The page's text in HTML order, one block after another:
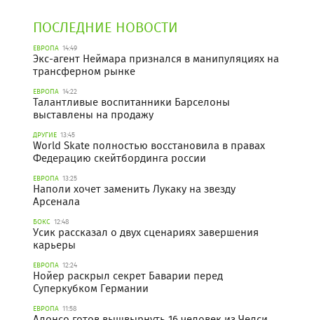
ПОСЛЕДНИЕ НОВОСТИ
ЕВРОПА 14:49
Экс-агент Неймара признался в манипуляциях на
трансферном рынке
ЕВРОПА 14:22
Талантливые воспитанники Барселоны
выставлены на продажу
ДРУГИЕ 13:45
World Skate полностью восстановила в правах
Федерацию скейтбординга россии
ЕВРОПА 13:25
Наполи хочет заменить Лукаку на звезду
Арсенала
БОКС 12:48
Усик рассказал о двух сценариях завершения
карьеры
ЕВРОПА 12:24
Нойер раскрыл секрет Баварии перед
Суперкубком Германии
ЕВРОПА 11:58